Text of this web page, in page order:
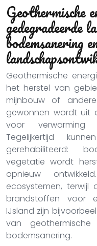
Geothermische
gedegradeerde
bodemsanering
Geothermische
het herstel van
mijnbouw of
gewonnen wordt uit
voor verwarming
Tegelijkertijd
gerehabiliteerd:
vegetatie wordt
opnieuw
ecosystemen, terwijl
brandstoffen voor
IJsland zijn
van
bodemsanering.